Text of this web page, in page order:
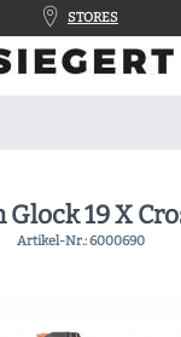
STORES
Glock 19 X
Artikel-Nr.:6000690